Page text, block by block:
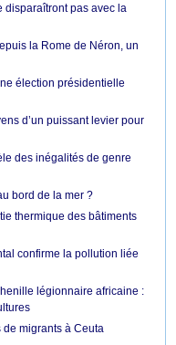
disparaîtront pas avec la
la Rome de Néron, un
élection présidentielle
d’un puissant levier pour
des inégalités de genre
bord de la mer ?
thermique des bâtiments
confirme la pollution liée
légionnaire africaine :
migrants à Ceuta